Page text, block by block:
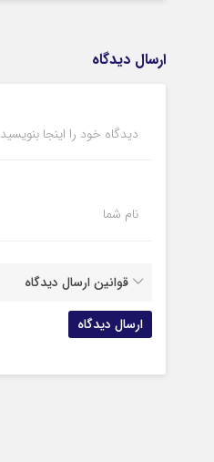
ارسال دیدگاه
دیدگاه خود را اینجا بنویسید
نام شما
قوانین ارسال دیدگاه